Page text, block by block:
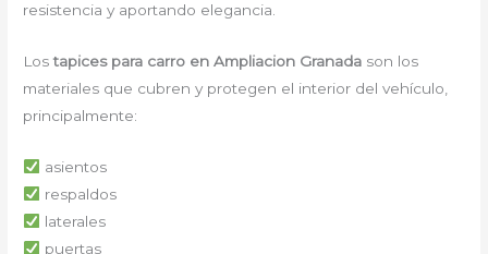
resistencia y aportando elegancia.
Lostapices para carro en Ampliacion Granada son los
materiales que cubren y protegen el interior del vehículo,
principalmente:
asientos
respaldos
laterales
puertas